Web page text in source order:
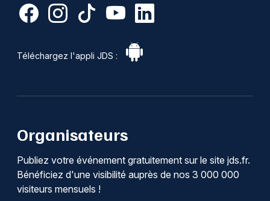
Téléchargez l'appli JDS :
Organisateurs
Publiez votre événement gratuitement sur le site jds.fr.
Bénéficiez d'une visibilité auprès de nos 3 000 000
visiteurs mensuels !